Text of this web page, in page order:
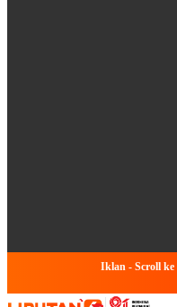
Iklan - Scroll